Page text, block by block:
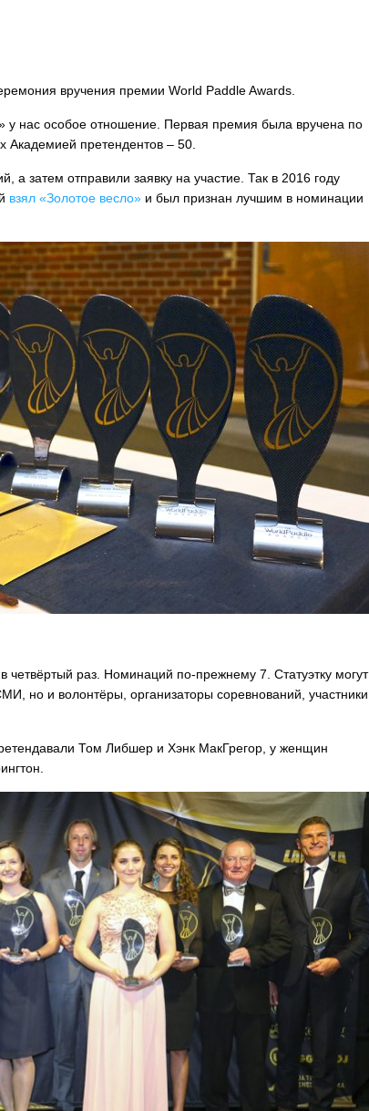
вручения премии World Paddle Awards.
у нас особое отношение. Первая премия была вручена по
Академией претендентов – 50.
затем отправили заявку на участие. Так в 2016 году
взял «Золотое весло» и был признан лучшим в номинации
четвёртый раз. Номинаций по-прежнему 7. Статуэтку могут
но и волонтёры, организаторы соревнований, участники
Том Либшер и Хэнк МакГрегор, у женщин